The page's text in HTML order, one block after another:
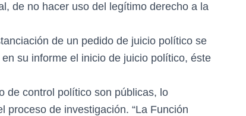
de no hacer uso del legítimo derecho a la
de un pedido de juicio político se
su informe el inicio de juicio político, éste
de control político son públicas, lo
proceso de investigación. “La Función